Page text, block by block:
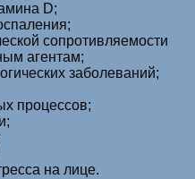
D;
сопротивляемости
агентам;
заболеваний;
процессов;
на лице.